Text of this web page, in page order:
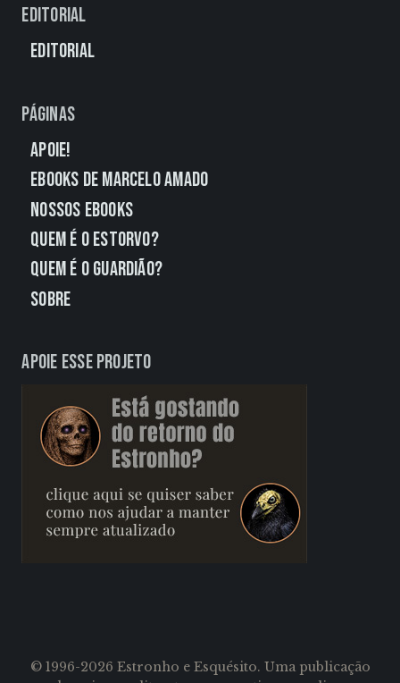
Editorial
Editorial
Páginas
Apoie!
eBooks de Marcelo Amado
Nossos eBooks
Quem É o Estorvo?
Quem É o Guardião?
Sobre
Apoie esse projeto
© 1996-2026 Estronho e Esquésito. Uma publicação